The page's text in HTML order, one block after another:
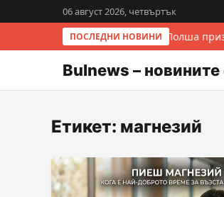
06 август 2026, четвъртък
ПОСЛЕДНИ НОВИНИ
Италия и Полша
Bulnews – новините
Етикет: магнезий